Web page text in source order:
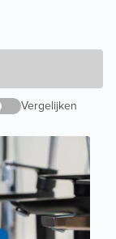
Vergelijken